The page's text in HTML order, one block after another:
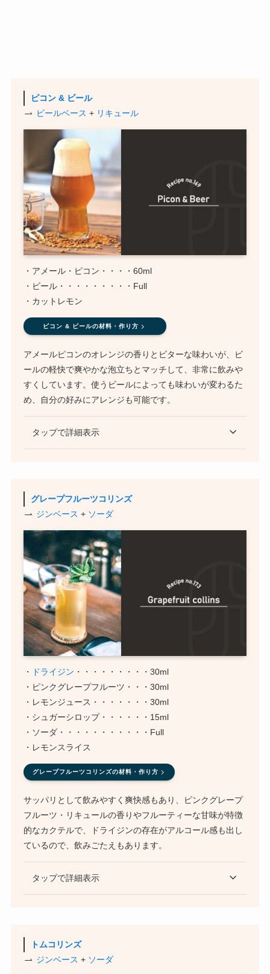
ピコン & ビール
ビールベース + リキュール
・アメール・ピコン・・・・60ml
・ビール・・・・・・・・・Full
・カットレモン
ピコン & ビールの材料・作り方
アメールピコンのオレンジの香りとビターな味わいが、ビ
ールの軽快で爽やかな泡立ちとマッチして、非常に飲みや
すくしています。使うビールによっても味わいが変わるた
め、自分の好みにアレンジも可能です。
タップで詳細表示
グレープフルーツコリンズ
ジンベース + ソーダ
・ ドライジン ・・・・・・・・・30ml
・ピンクグレープフルーツ・・・30ml
・レモンジュース・・・・・・・30ml
・シュガーシロップ・・・・・・15ml
・ソーダ・・・・・・・・・・・Full
・レモンスライス
グレープフルーツコリンズの材料・作り方
サッパリとして飲みやすく爽快感もあり、ピンクグレープ
フルーツ・リキュールの香りやフルーティーな甘味が特徴
的なカクテルで、ドライジンの存在がアルコール感も出し
ているので、飲みごたえもあります。
タップで詳細表示
トムコリンズ
ジンベース + ソーダ